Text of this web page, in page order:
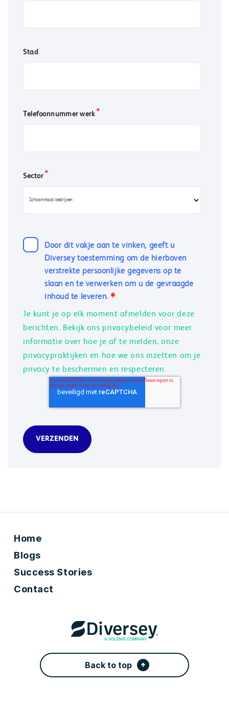
Stad
Telefoonnummer werk*
Sector*
Door dit vakje aan te vinken, geeft u
Diversey toestemming om de hierboven
verstrekte persoonlijke gegevens op te
slaan en te verwerken om u de gevraagde
inhoud te leveren.*
Je kunt je op elk moment afmelden voor deze
berichten. Bekijk ons privacybeleid voor meer
informatie over hoe je af te melden, onze
privacypraktijken en hoe we ons inzetten om je
privacy te beschermen en respecteren.
Home
Blogs
Success Stories
Contact
Back to top